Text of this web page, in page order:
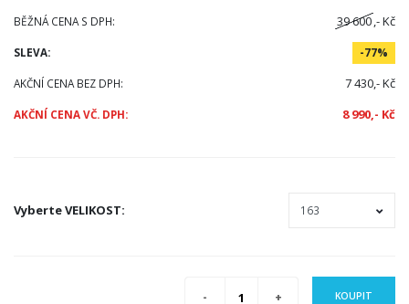
BĚŽNÁ CENA S DPH: 39 600,- Kč
SLEVA: -77%
AKČNÍ CENA BEZ DPH: 7 430,- Kč
AKČNÍ CENA VČ. DPH: 8 990,- Kč
VyberteVELIKOST:
KOUPIT